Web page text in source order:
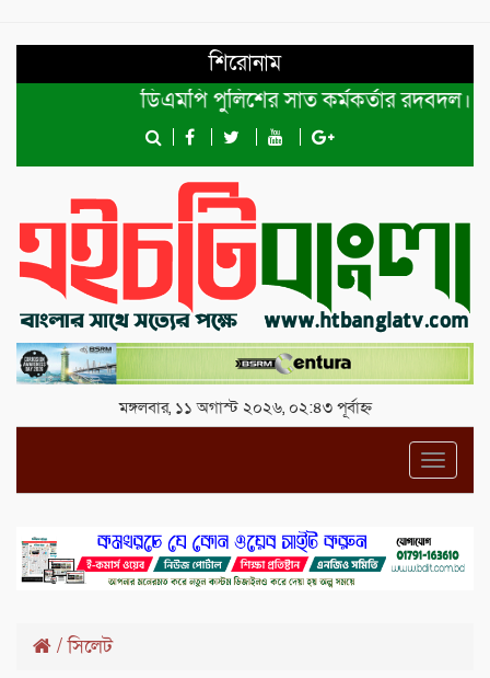
শিরোনাম
ডিএমপি পুলিশের সাত কর্মকর্তার রদবদল।
মঙ্গলবার, ১১ অগাস্ট ২০২৬, ০২:৪৩ পূর্বাহ্ন
/সিলেট